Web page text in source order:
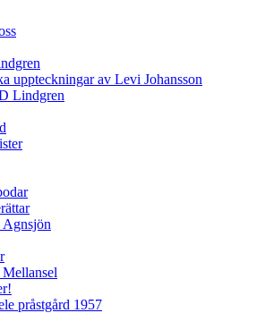
uppteckningar av Levi Johansson
Lindgren
Agnsjön
pråstgård 1957